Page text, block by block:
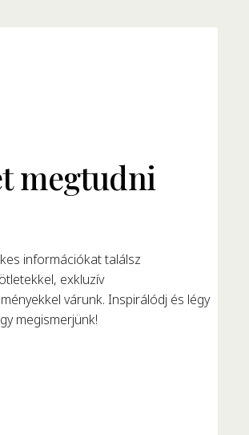
megtudni
információkat találsz
exkluzív
várunk. Inspirálódj és légy
megismerjünk!